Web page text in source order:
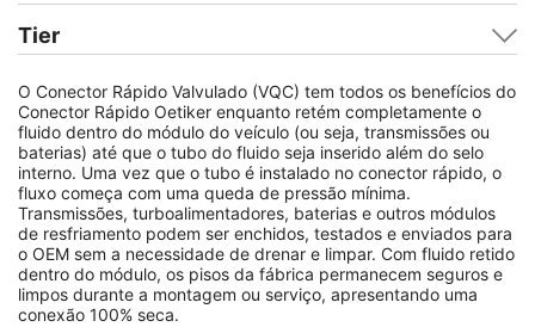
Tier
O Conector Rápido Valvulado (VQC) tem todos os benefícios do
Conector Rápido Oetiker enquanto retém completamente o
fluido dentro do módulo do veículo (ou seja, transmissões ou
baterias) até que o tubo do fluido seja inserido além do selo
interno. Uma vez que o tubo é instalado no conector rápido, o
fluxo começa com uma queda de pressão mínima.
Transmissões, turboalimentadores, baterias e outros módulos
de resfriamento podem ser enchidos, testados e enviados para
o OEM sem a necessidade de drenar e limpar. Com fluido retido
dentro do módulo, os pisos da fábrica permanecem seguros e
limpos durante a montagem ou serviço, apresentando uma
conexão 100% seca.